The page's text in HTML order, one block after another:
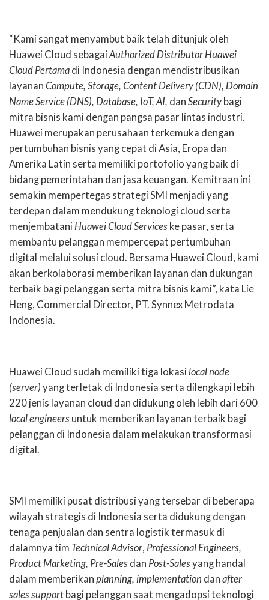
“Kami sangat menyambut baik telah ditunjuk oleh
Huawei Cloud sebagaiAuthorized Distributor Huawei
Cloud Pertama di Indonesia dengan mendistribusikan
layanan Compute, Storage, Content Delivery (CDN), Domain
Name Service (DNS), Database, IoT, AI, dan Security bagi
mitra bisnis kami dengan pangsa pasar lintas industri.
Huawei merupakan perusahaan terkemuka dengan
pertumbuhan bisnis yang cepat di Asia, Eropa dan
Amerika Latin serta memiliki portofolio yang baik di
bidang pemerintahan dan jasa keuangan. Kemitraan ini
semakin mempertegas strategi SMI menjadi yang
terdepan dalam mendukung teknologi cloud serta
menjembatani Huawei Cloud Services ke pasar, serta
membantu pelanggan mempercepat pertumbuhan
digital melalui solusi cloud. Bersama Huawei Cloud, kami
akan berkolaborasi memberikan layanan dan dukungan
terbaik bagi pelanggan serta mitra bisnis kami”, kata Lie
Heng, Commercial Director, PT. Synnex Metrodata
Indonesia.
Huawei Cloud sudah memiliki tiga lokasi local node
(server) yang terletak di Indonesia serta dilengkapi lebih
220 jenis layanan cloud dan didukung oleh lebih dari 600
local engineers untuk memberikan layanan terbaik bagi
pelanggan di Indonesia dalam melakukan transformasi
digital.
SMI memiliki pusat distribusi yang tersebar di beberapa
wilayah strategis di Indonesia serta didukung dengan
tenaga penjualan dan sentra logistik termasuk di
dalamnya tim Technical Advisor, Professional Engineers,
Product Marketing, Pre-Sales dan Post-Salesyang handal
dalam memberikan planning, implementation dan after
sales support bagi pelanggan saat mengadopsi teknologi